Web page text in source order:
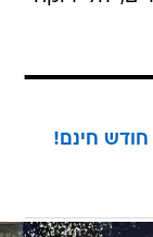
וגם חודש חינם!